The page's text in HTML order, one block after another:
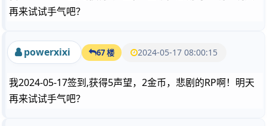
再来试试手气吧？
powerxixi 67 楼 2024-05-17 08:00:15
我2024-05-17签到,获得5声望，2金币，悲剧的RP啊！明天
再来试试手气吧？